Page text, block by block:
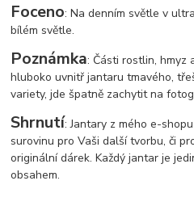
Foceno: Na denním světle v
bílém světle.
Poznámka: Části rostlin, hmyz
hluboko uvnitř jantaru tmavého,
variety, jde špatně zachytit na
Shrnutí: Jantary z mého e-
surovinu pro Vaši další tvorbu, či
originální dárek. Každý jantar je
obsahem.